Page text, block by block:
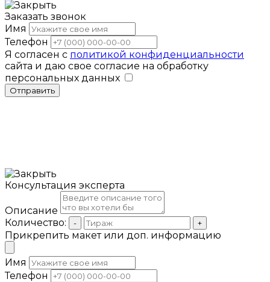
Заказать звонок
Имя
Телефон
Я согласен с политикой конфиденциальности
сайта и даю свое согласие на обработку
персональных данных
Отправить
Консультация эксперта
Описание
Количество:
- +
Прикрепить макет или доп. информацию
Имя
Телефон